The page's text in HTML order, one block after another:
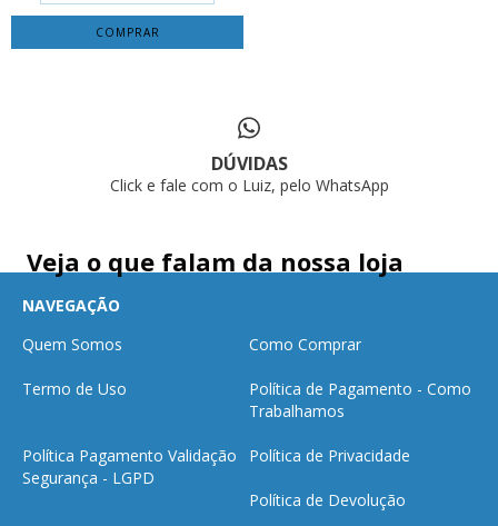
DÚVIDAS
Click e fale com o Luiz, pelo WhatsApp
Veja o que falam da nossa loja
NAVEGAÇÃO
Quem Somos
Como Comprar
Termo de Uso
Política de Pagamento - Como
Trabalhamos
Política Pagamento Validação
Segurança - LGPD
Política de Privacidade
Política de Devolução